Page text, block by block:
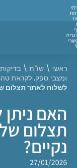
ראשי \ שו"ת \
ומצבי ספק, לקראת
לשלוח לאתר תצלום
האם
תצלום
נקיים?
27/01/2026